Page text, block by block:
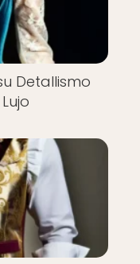
Detallismo